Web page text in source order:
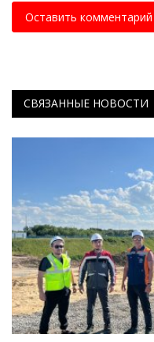
Оставить комментарий
СВЯЗАННЫЕ НОВОСТИ